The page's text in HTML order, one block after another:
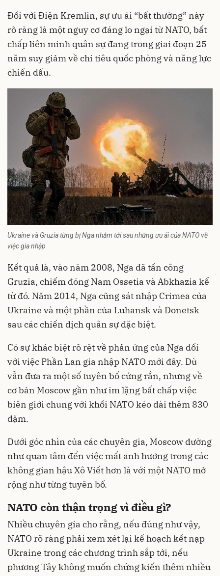
Đối với Điện Kremlin, sự ưu ái “bất thường” này
rõ ràng là một nguy cơ đáng lo ngại từ NATO, bất
chấp liên minh quân sự đang trong giai đoạn 25
năm suy giảm về chi tiêu quốc phòng và năng lực
chiến đấu.
Ukraine và Gruzia từng bị Nga nhắm tới sau những ưu ái của NATO về
việc gia nhập
Kết quả là, vào năm 2008, Nga đã tấn công
Gruzia, chiếm đóng Nam Ossetia và Abkhazia kể
từ đó. Năm 2014, Nga cũng sát nhập Crimea của
Ukraine và một phần của Luhansk và Donetsk
sau các chiến dịch quân sự đặc biệt.
Có sự khác biệt rõ rệt về phản ứng của Nga đối
với việc Phần Lan gia nhập NATO mới đây. Dù
vẫn đưa ra một số tuyên bố cứng rắn, nhưng về
cơ bản Moscow gần như im lặng bất chấp việc
biên giới chung với khối NATO kéo dài thêm 830
dặm.
Dưới góc nhìn của các chuyên gia, Moscow dường
như quan tâm đến việc mất ảnh hưởng trong các
không gian hậu Xô Viết hơn là với một NATO mở
rộng như từng tuyên bố.
NATO còn thận trọng vì điều gì?
Nhiều chuyên gia cho rằng, nếu đúng như vậy,
NATO rõ ràng phải xem xét lại kế hoạch kết nạp
Ukraine trong các chương trình sắp tới, nếu
phương Tây không muốn chứng kiến thêm nhiều